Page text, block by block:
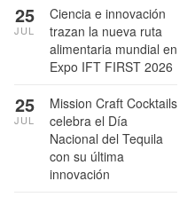
Ciencia e innovación
trazan la nueva ruta
alimentaria mundial en
Expo IFT FIRST 2026
25
JUL
Mission Craft Cocktails
celebra el Día
Nacional del Tequila
con su última
innovación
25
JUL